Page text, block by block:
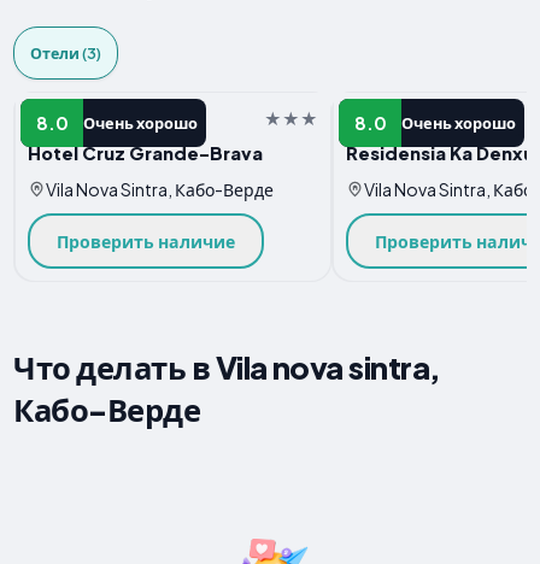
Отели (3)
8.0 Очень хорошо
Отель
Hotel Cruz Grande-Brava
Vila Nova Sintra, Кабо-Верде
Проверить наличие
8.0 Очень хорошо
Отель
Residensia Ka Denxu
Vila Nova Sintra,
Проверить
Что делать в Vila nova sintra,
Кабо-Верде